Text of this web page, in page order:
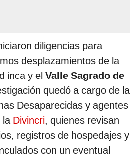
diligencias para
desplazamientos de la
inca y el Valle Sagrado de
quedó a cargo de la
Desaparecidas y agentes
la Divincri, quienes revisan
registros de hospedajes y
con un eventual